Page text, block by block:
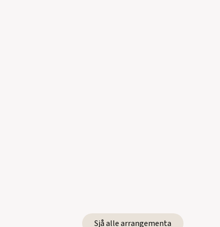
Sjå alle arrangementa